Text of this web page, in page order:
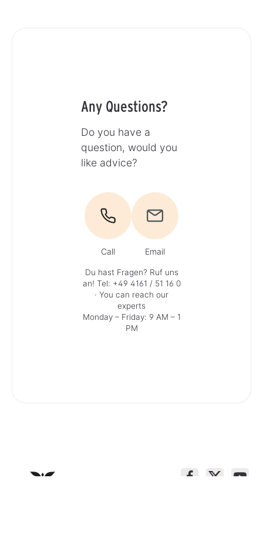
Any Questions?
Do you have a
question, would you
like advice?
Call Email
Du hast Fragen? Ruf uns
an! Tel: +49 4161 / 51 16 0
· You can reach our
experts
Monday – Friday: 9 AM – 1
PM